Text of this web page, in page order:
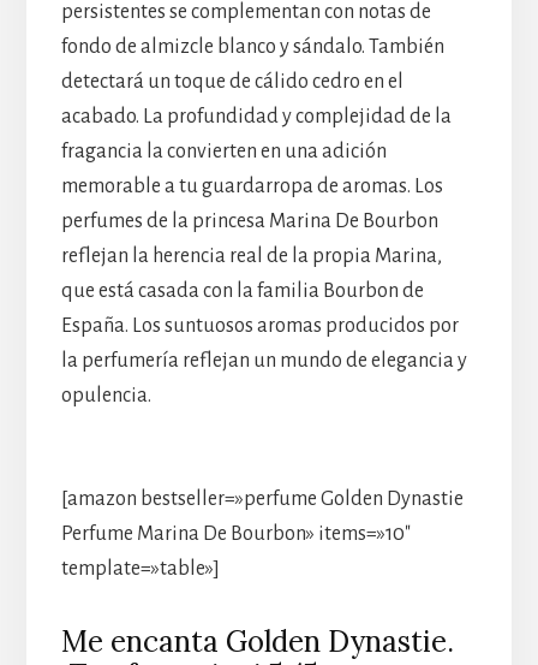
persistentes se complementan con notas de
fondo de almizcle blanco y sándalo. También
detectará un toque de cálido cedro en el
acabado. La profundidad y complejidad de la
fragancia la convierten en una adición
memorable a tu guardarropa de aromas. Los
perfumes de la princesa Marina De Bourbon
reflejan la herencia real de la propia Marina,
que está casada con la familia Bourbon de
España. Los suntuosos aromas producidos por
la perfumería reflejan un mundo de elegancia y
opulencia.
[amazon bestseller=»perfume Golden Dynastie
Perfume Marina De Bourbon» items=»10″
template=»table»]
Me encanta Golden Dynastie.